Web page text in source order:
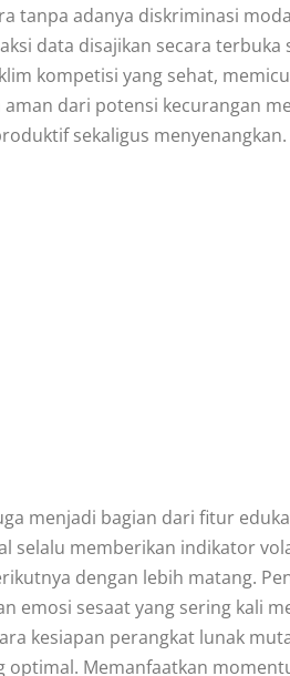
tanpa adanya diskriminasi
data disajikan secara terbuka
kompetisi yang sehat,
dari potensi kecurangan
sekaligus menyenangkan.
menjadi bagian dari fitur
selalu memberikan indikator
dengan lebih matang.
emosi sesaat yang sering kali
kesiapan perangkat lunak
Memanfaatkan